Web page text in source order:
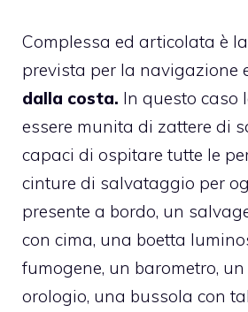
Complessa ed articolata è
prevista per la navigazione
dalla costa. In questo caso
essere munita di zattere di
capaci di ospitare tutte le
cinture di salvataggio per
presente a bordo, un
con cima, una boetta
fumogene, un barometro,
orologio, una bussola con